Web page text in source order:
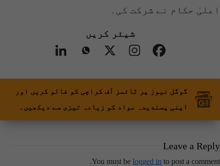
اعلیٰ حکام نے شرکت کی۔
شیئر کریں
گوگل نیوز پر ٹائمز آف کراچی کو فالو کریں اور
اپنی پسندیدہ مواد کو زیادہ تیزی سے دیکھیں۔
Leave a Reply
You must be logged in to post a comment.